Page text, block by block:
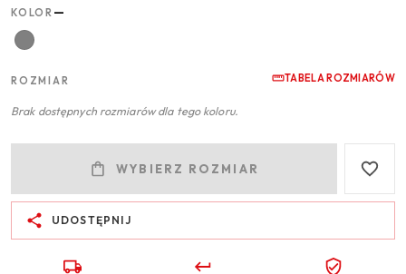
KOLOR —
ROZMIAR TABELA ROZMIARÓW
Brak dostępnych rozmiarów dla tego koloru.
WYBIERZ ROZMIAR
UDOSTĘPNIJ